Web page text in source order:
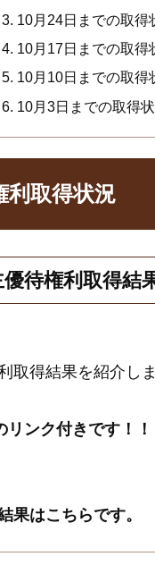
10月24日までの取得
10月17日までの取得
10月10日までの取得
10月3日までの取得
利取得状況
待権利取得結
取得結果を紹介しま
ンク付きです！！
果はこちらです。